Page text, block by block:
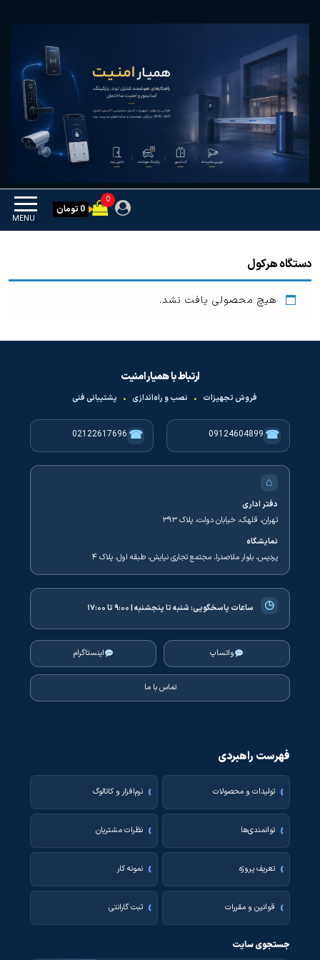
همیار امنیت
MENU
0
0 تومان
دستگاه هرکول
هیچ محصولی یافت نشد.
ارتباط با همیار امنیت
فروش تجهیزات • نصب و راه‌اندازی • پشتیبانی فنی
☎
09124604899
☎
02122617696
⌂
دفتر اداری
تهران، قلهک، خیابان دولت، پلاک ۳۹۳
نمایشگاه
پردیس، بلوار ملاصدرا، مجتمع تجاری نیایش، طبقه اول، پلاک ۴
◷ ساعات پاسخگویی:شنبه تا پنجشنبه | ۹:۰۰ تا ۱۷:۰۰
واتساپ اینستاگرام
تماس با ما
فهرست راهبردی
تولیدات و محصولات نرم‌افزار و کاتالوگ
توانمندی‌ها نظرات مشتریان
تعریف پروژه نمونه کار
قوانین و مقررات ثبت گارانتی
جستجوی سایت